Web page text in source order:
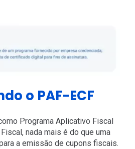
o PAF-ECF
Programa Aplicativo Fiscal
nada mais é do que uma
a emissão de cupons fiscais.